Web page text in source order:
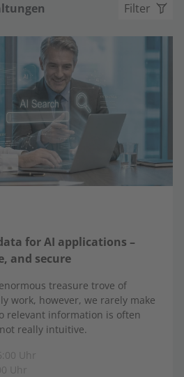
Filter
for AI applications –
and secure
treasure trove of
work, however, we rarely make
relevant information is often
really intuitive.
Uhr
Uhr